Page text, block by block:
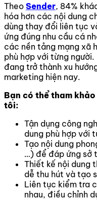
Theo Sender, 84%
hóa hơn các nội dung
dùng thay đổi liên tục
ứng đúng nhu cầu cá
các nền tảng mạng xã
phù hợp với từng
đang trở thành xu
marketing hiện nay.
Bạn có thể tham
tôi:
Tận dụng công
dung phù hợp với
Tạo nội dung
…) để đáp ứng sở
Thiết kế nội dung
dễ thu hút và tạo
Liên tục kiểm tra
nhau, điều chỉnh